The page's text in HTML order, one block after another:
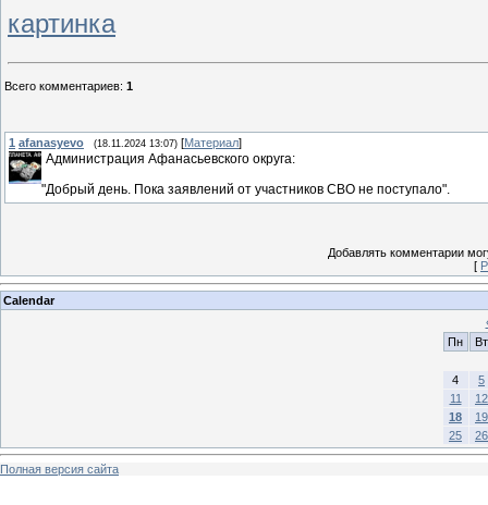
картинка
Всего комментариев: 1
1 afanasyevo (18.11.2024 13:07) [Материал]
Администрация Афанасьевского округа:
"Добрый день. Пока заявлений от участников СВО не поступало".
Добавлять комментарии
[
Calendar
Пн
Вт
4
5
11
12
18
19
25
26
Полная версия сайта